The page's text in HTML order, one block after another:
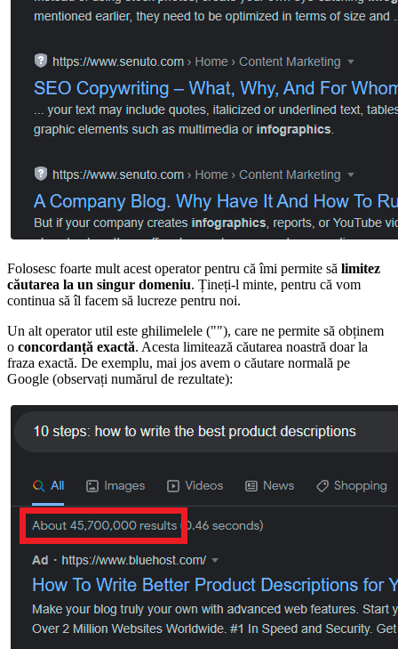
Folosesc foarte mult acest operator pentru că îmi permite să limitez
căutarea la un singur domeniu. Țineți-l minte, pentru că vom
continua să îl facem să lucreze pentru noi.
Un alt operator util este ghilimelele (""), care ne permite să obținem
o concordanță exactă. Acesta limitează căutarea noastră doar la
fraza exactă. De exemplu, mai jos avem o căutare normală pe
Google (observați numărul de rezultate):